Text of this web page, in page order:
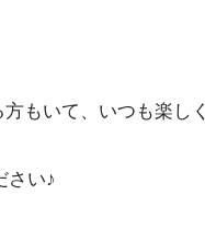
もいて、いつも楽しく
さい♪